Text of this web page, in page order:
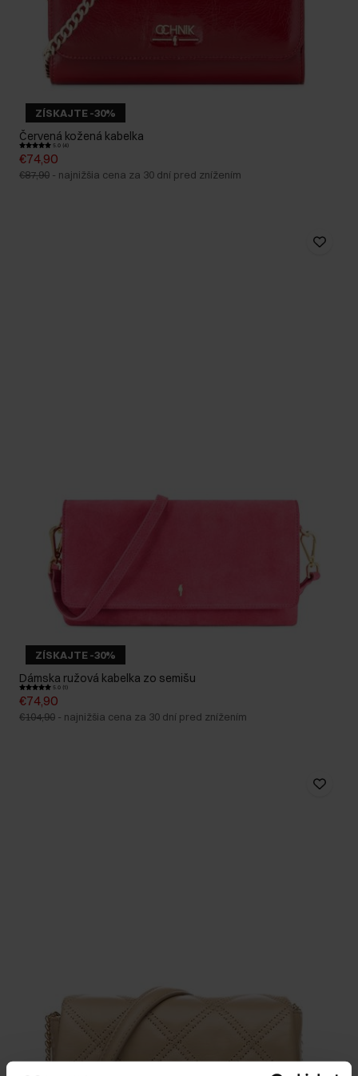
ZÍSKAJTE -30%
Červená kožená kabelka
5.0 (4)
€74,90
€87,90 - najnižšia cena za 30 dní pred znížením
ZÍSKAJTE -30%
Dámska ružová kabelka zo semišu
5.0 (1)
€74,90
€104,90 - najnižšia cena za 30 dní pred znížením